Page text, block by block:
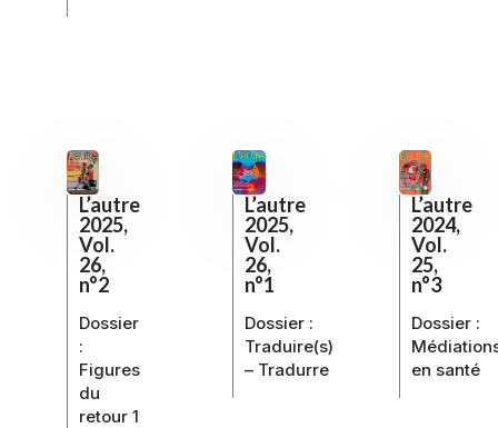
L’autre
2025,
Vol.
26,
n°2
Dossier
:
Figures
du
retour 1
L’autre
2025,
Vol.
26,
n°1
Dossier :
Traduire(s)
– Tradurre
L’autre
2024,
Vol.
25,
n°3
Dossier :
en santé